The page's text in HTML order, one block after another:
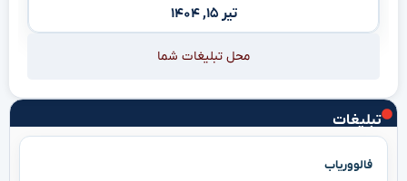
تبلیغات
فالووریاب
تیر ۱۵, ۱۴۰۴
محل تبلیغات شما